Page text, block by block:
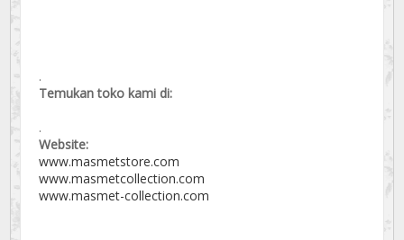
.
Temukan toko kami di:
.
Website:
www.masmetstore.com
www.masmetcollection.com
www.masmet-collection.com